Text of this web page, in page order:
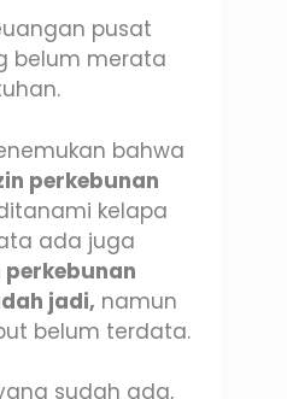
pusat
belum merata
bahwa
perkebunan
kelapa
ada juga
jadi, namun
belum terdata.
sudah ada,